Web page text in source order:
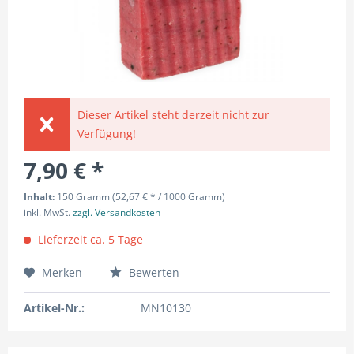
Dieser Artikel steht derzeit nicht zur
Verfügung!
7,90 € *
Inhalt: 150 Gramm (52,67 € * / 1000 Gramm)
inkl. MwSt.zzgl. Versandkosten
Lieferzeit ca. 5 Tage
Merken Bewerten
Artikel-Nr.: MN10130